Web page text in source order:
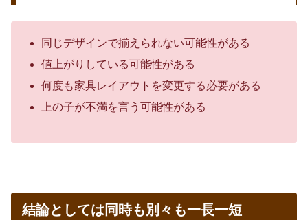
同じデザインで揃えられない可能性がある
値上がりしている可能性がある
何度も家具レイアウトを変更する必要がある
上の子が不満を言う可能性がある
結論としては同時も別々も一長一短